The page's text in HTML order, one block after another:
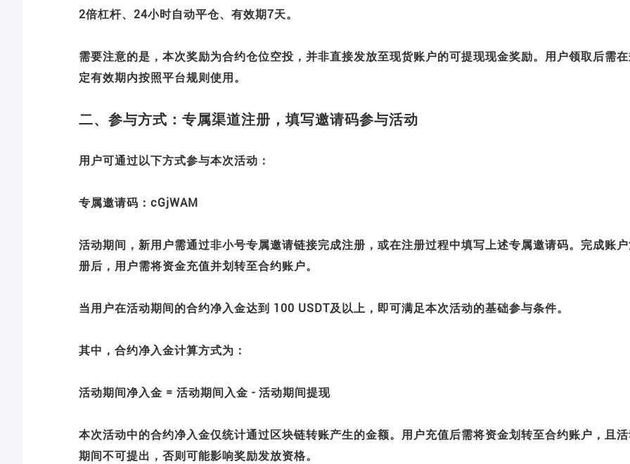
2倍杠杆、24小时自动平仓、有效期7天。
需要注意的是，本次奖励为合约仓位空投，并非直接发放至现货账户的可提现现金奖励。用户领取后需
定有效期内按照平台规则使用。
二、参与方式：专属渠道注册，填写邀请码参与活动
用户可通过以下方式参与本次活动：
专属邀请码：cGjWAM
活动期间，新用户需通过非小号专属邀请链接完成注册，或在注册过程中填写上述专属邀请码。完成账
册后，用户需将资金充值并划转至合约账户。
当用户在活动期间的合约净入金达到 100 USDT及以上，即可满足本次活动的基础参与条件。
其中，合约净入金计算方式为：
活动期间净入金 = 活动期间入金 - 活动期间提现
本次活动中的合约净入金仅统计通过区块链转账产生的金额。用户充值后需将资金划转至合约账户，且
期间不可提出，否则可能影响奖励发放资格。